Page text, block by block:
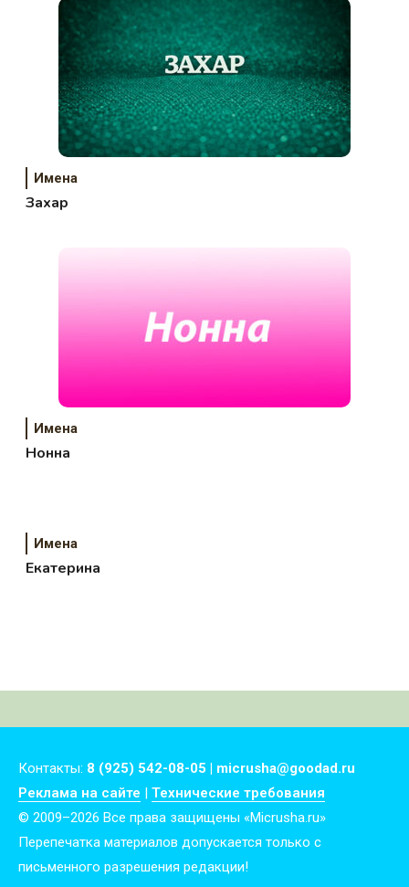
Имена
Захар
Имена
Нонна
Имена
Екатерина
Контакты: 8 (925) 542-08-05 | micrusha@goodad.ru
Реклама на сайте | Технические требования
© 2009–2026 Все права защищены «Micrusha.ru»
Перепечатка материалов допускается только с
письменного разрешения редакции!